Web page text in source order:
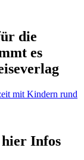
die
es
hier Infos